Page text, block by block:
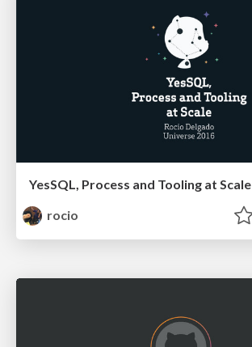
YesSQL, Process and Tooling at Scale
rocio